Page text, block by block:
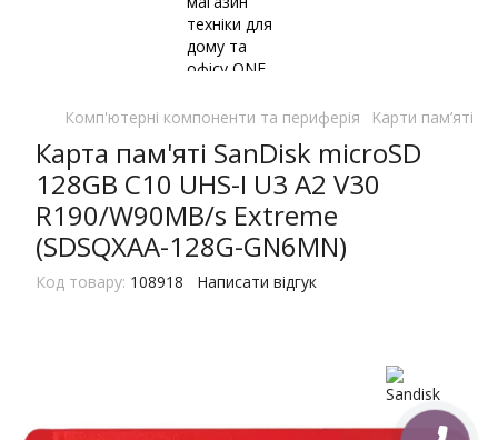
Комп'ютерні компоненти та периферія Kарти пам’яті
Карта пам'яті SanDisk microSD
128GB C10 UHS-I U3 A2 V30
R190/W90MB/s Extreme
(SDSQXAA-128G-GN6MN)
Код товару: 108918 Написати відгук